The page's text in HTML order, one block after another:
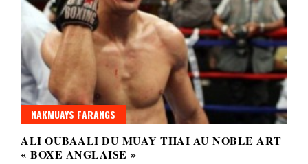
NAKMUAYS FARANGS
ALI OUBAALI DU MUAY THAI AU NOBLE ART
« BOXE ANGLAISE »